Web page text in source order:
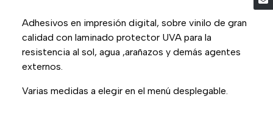
Adhesivos en impresión digital, sobre vinilo de gran
calidad con laminado protector UVA para la
resistencia al sol, agua ,arañazos y demás agentes
externos.
Varias medidas a elegir en el menú desplegable.